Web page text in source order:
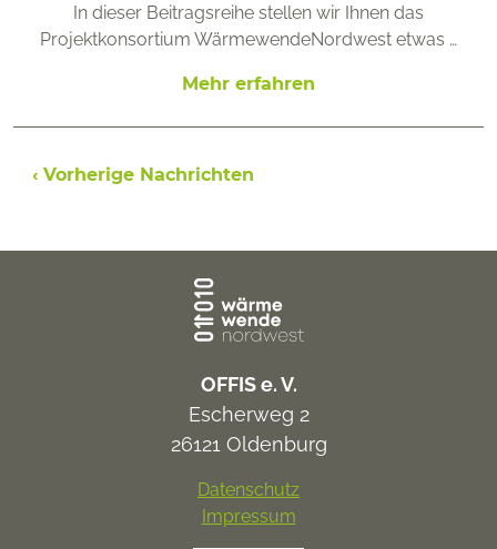
In dieser Beitragsreihe stellen wir Ihnen das
Projektkonsortium WärmewendeNordwest etwas …
Mehr erfahren
Beitragsnavigation
‹ Vorherige Nachrichten
OFFIS e. V.
Escherweg 2
26121 Oldenburg
Datenschutz
Impressum